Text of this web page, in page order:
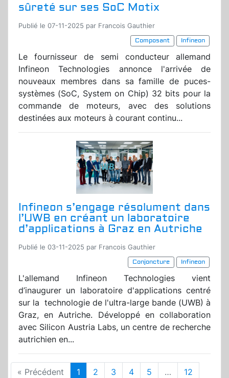
sûreté sur ses SoC Motix
Publié le 07-11-2025 par Francois Gauthier
Composant
Infineon
Le fournisseur de semi conducteur allemand
Infineon Technologies annonce l'arrivée de
nouveaux membres dans sa famille de puces-
systèmes (SoC, System on Chip) 32 bits pour la
commande de moteurs, avec des solutions
destinées aux moteurs à courant continu...
Infineon s’engage résolument dans
l’UWB en créant un laboratoire
d’applications à Graz en Autriche
Publié le 03-11-2025 par Francois Gauthier
Conjoncture
Infineon
L'allemand Infineon Technologies vient
d’inaugurer un laboratoire d'applications centré
sur la technologie de l'ultra-large bande (UWB) à
Graz, en Autriche. Développé en collaboration
avec Silicon Austria Labs, un centre de recherche
autrichien en...
« Précédent 1 2 3 4 5 …
12